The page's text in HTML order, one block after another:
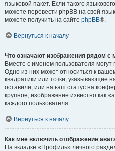
языковой пакет. Если такого
можете перевести phpBB на свой
можете получить на сайте phpBB®.
Вернуться к началу
Что означают изображения рядом с
Вместе с именем пользователя могут
Одно из них может относиться к
квадратики или точки, указывающие
оставили, или на ваш статус на
крупное, изображение известно как
каждого пользователя.
Вернуться к началу
Как мне включить отображение
На вкладке «Профиль» личного